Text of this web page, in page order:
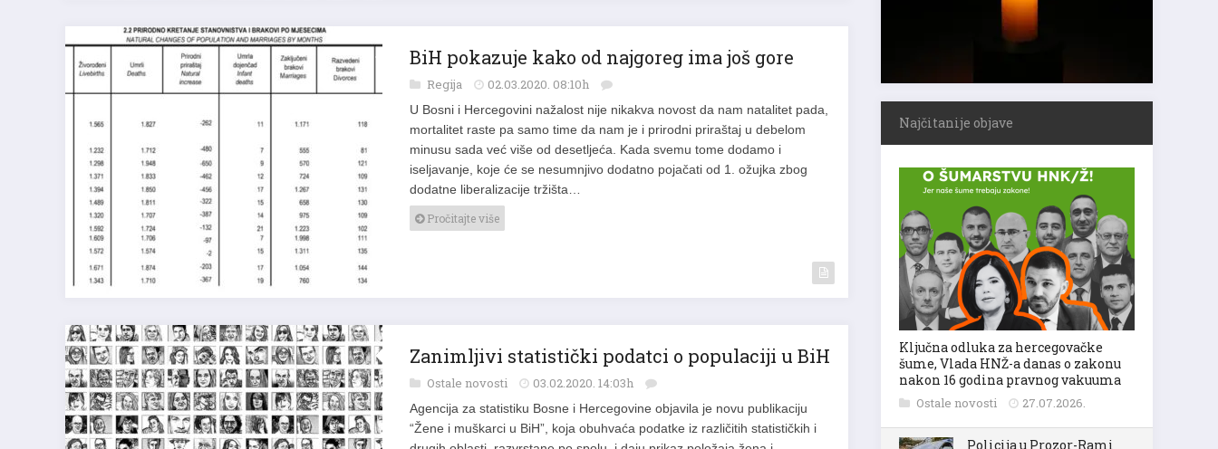
BiH pokazuje kako od najgoreg ima još gore
Regija 02.03.2020. 08:10h
U Bosni i Hercegovini nažalost nije nikakva novost da nam natalitet pada,
mortalitet raste pa samo time da nam je i prirodni priraštaj u debelom
minusu sada već više od desetljeća. Kada svemu tome dodamo i
iseljavanje, koje će se nesumnjivo dodatno pojačati od 1. ožujka zbog
dodatne liberalizacije tržišta…
Pročitajte više
Zanimljivi statistički podatci o populaciji u BiH
Ostale novosti 03.02.2020. 14:03h
Agencija za statistiku Bosne i Hercegovine objavila je novu publikaciju
“Žene i muškarci u BiH”, koja obuhvaća podatke iz različitih statističkih i
Najčitanije objave
Ključna odluka za hercegovačke
šume, Vlada HNŽ-a danas o zakonu
nakon 16 godina pravnog vakuuma
Ostale novosti 27.07.2026.
Policija u Prozor-Rami